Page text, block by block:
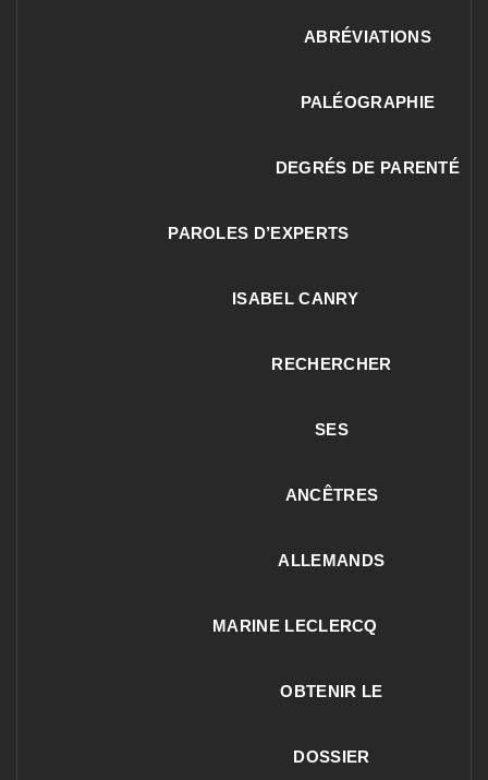
ABRÉVIATIONS
PALÉOGRAPHIE
DEGRÉS DE PARENTÉ
PAROLES D’EXPERTS
ISABEL CANRY
RECHERCHER
SES
ANCÊTRES
ALLEMANDS
MARINE LECLERCQ
OBTENIR LE
DOSSIER